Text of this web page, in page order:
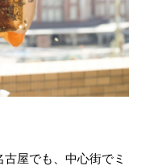
屋でも、中心街でミ